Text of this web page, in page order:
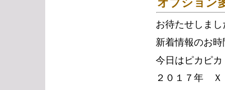
オプショ
お待たせしまし
新着情報のお
今日はピカピ
２０１７年